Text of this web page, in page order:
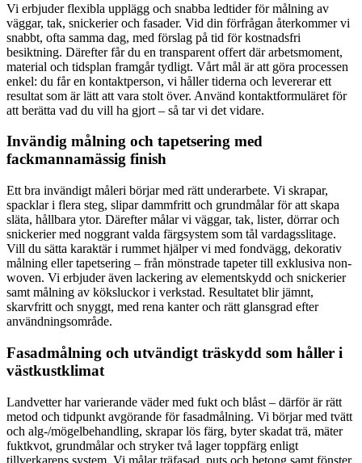
Vi erbjuder flexibla upplägg och snabba ledtider för målning av
väggar, tak, snickerier och fasader. Vid din förfrågan återkommer vi
snabbt, ofta samma dag, med förslag på tid för kostnadsfri
besiktning. Därefter får du en transparent offert där arbetsmoment,
material och tidsplan framgår tydligt. Vårt mål är att göra processen
enkel: du får en kontaktperson, vi håller tiderna och levererar ett
resultat som är lätt att vara stolt över. Använd kontaktformuläret för
att berätta vad du vill ha gjort – så tar vi det vidare.
Invändig målning och tapetsering med
fackmannamässig finish
Ett bra invändigt måleri börjar med rätt underarbete. Vi skrapar,
spacklar i flera steg, slipar dammfritt och grundmålar för att skapa
släta, hållbara ytor. Därefter målar vi väggar, tak, lister, dörrar och
snickerier med noggrant valda färgsystem som tål vardagsslitage.
Vill du sätta karaktär i rummet hjälper vi med fondvägg, dekorativ
målning eller tapetsering – från mönstrade tapeter till exklusiva non-
woven. Vi erbjuder även lackering av elementskydd och snickerier
samt målning av köksluckor i verkstad. Resultatet blir jämnt,
skarvfritt och snyggt, med rena kanter och rätt glansgrad efter
användningsområde.
Fasadmålning och utvändigt träskydd som håller i
västkustklimat
Landvetter har varierande väder med fukt och blåst – därför är rätt
metod och tidpunkt avgörande för fasadmålning. Vi börjar med tvätt
och alg-/mögelbehandling, skrapar lös färg, byter skadat trä, mäter
fuktkvot, grundmålar och stryker två lager toppfärg enligt
tillverkarens system. Vi målar träfasad, puts och betong samt fönster,